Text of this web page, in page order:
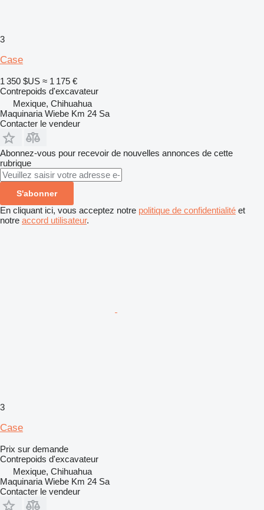
3
Case
1 350 $US ≈ 1 175 €
Contrepoids d'excavateur
Mexique, Chihuahua
Maquinaria Wiebe Km 24 Sa
Contacter le vendeur
Abonnez-vous pour recevoir de nouvelles annonces de cette
rubrique
S'abonner
En cliquant ici, vous acceptez notre politique de confidentialité et
notre accord utilisateur.
3
Case
Prix sur demande
Contrepoids d'excavateur
Mexique, Chihuahua
Maquinaria Wiebe Km 24 Sa
Contacter le vendeur